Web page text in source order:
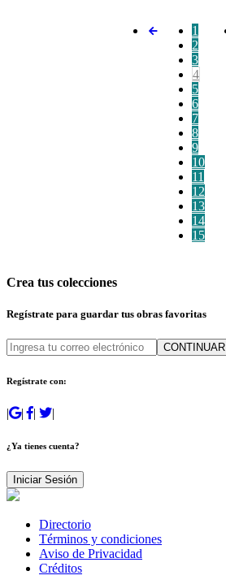
1
2
3
4
5
6
7
8
9
10
11
12
13
14
15
Crea tus colecciones
Regístrate para guardar tus obras favoritas
CONTINUAR
Regístrate con:
| | | |
¿Ya tienes cuenta?
Iniciar Sesión
Directorio
Términos y condiciones
Aviso de Privacidad
Créditos